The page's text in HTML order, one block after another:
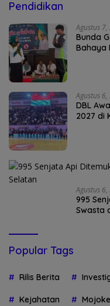
Pendidikan
Agustus
Bunda
Bahaya
Agustus
DBL
2027 di
Agustus
995
Swasta
Popular Tags
Rilis Berita
Kejahatan